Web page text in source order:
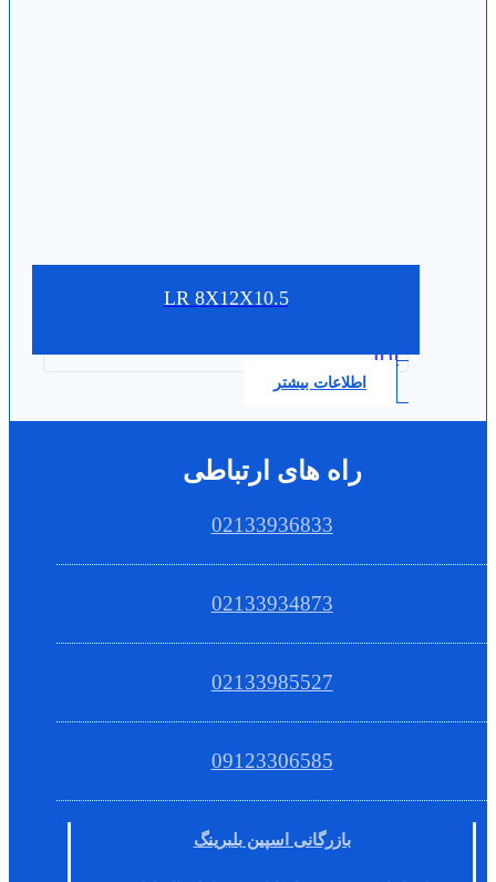
LR 8X12X10.5
0.0
اطلاعات بیشتر
راه های ارتباطی
02133936833
02133934873
02133985527
09123306585
بازرگانی اسپین بلبرینگ